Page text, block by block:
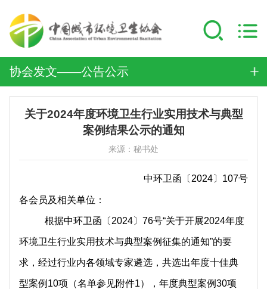
协会发文——公告公示
关于2024年度环境卫生行业实用技术与典型
案例结果公示的通知
来源：秘书处
中环卫函〔2024〕107号
各会员及相关单位：
根据中环卫函〔2024〕76号“关于开展2024年度
环境卫生行业实用技术与典型案例征集的通知”的要
求，经过行业内各领域专家遴选，共选出年度十佳典
型案例10项（名单参见附件1），年度典型案例30项